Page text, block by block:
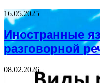
16.05.2025
Иностранные
разговорной
08.02.2026